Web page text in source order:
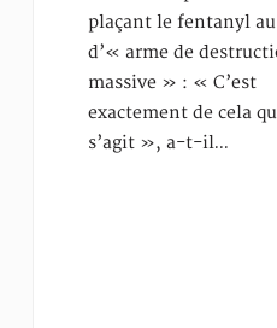
plaçant le fentanyl
d’« arme de
massive » : « C’est
exactement de cela
s’agit », a-t-il…